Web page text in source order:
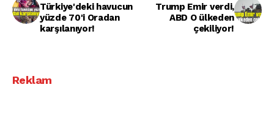
Türkiye'deki havucun
yüzde 70'i Oradan
karşılanıyor!
Trump Emir verdi,
ABD O ülkeden
çekiliyor!
Reklam